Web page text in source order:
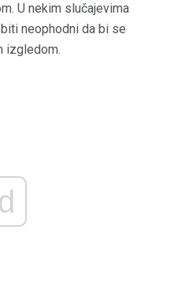
U nekim slučajevima
neophodni da bi se
izgledom.